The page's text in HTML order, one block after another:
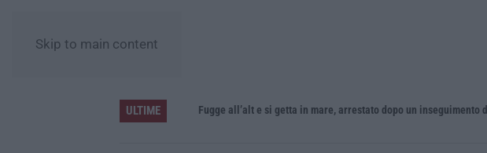
Skip to main content
ULTIME